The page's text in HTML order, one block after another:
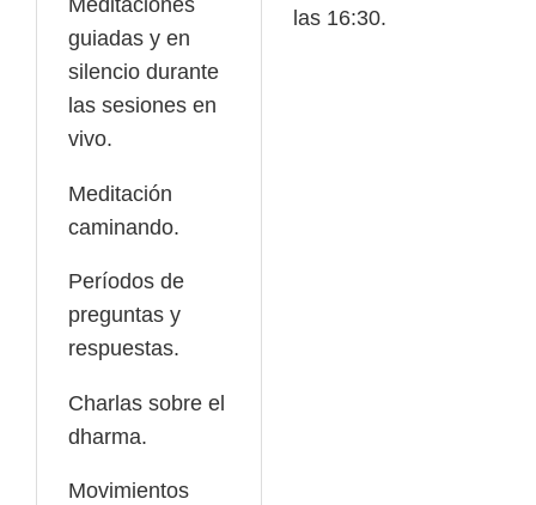
Meditaciones
guiadas y en
silencio durante
las sesiones en
vivo.
Meditación
caminando.
Períodos de
preguntas y
respuestas.
Charlas sobre el
dharma.
Movimientos
las 16:30.